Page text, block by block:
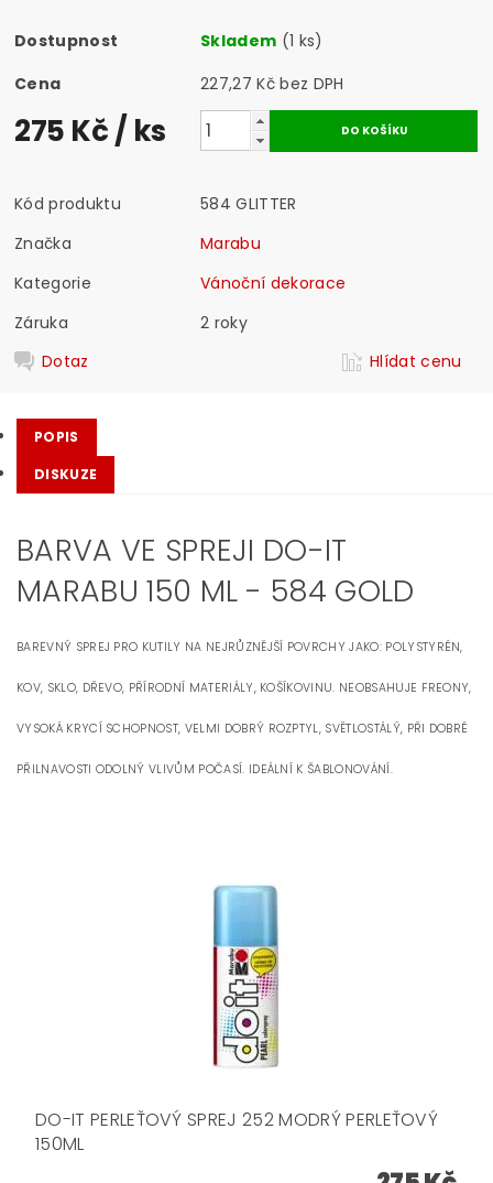
Dostupnost Skladem (1 ks)
Cena
227,27 Kč bez DPH
275 Kč/ ks
Kód produktu
584 GLITTER
Značka
Marabu
Kategorie
Vánoční dekorace
Záruka
2 roky
Dotaz
Hlídat cenu
POPIS
DISKUZE
BARVA VE SPREJI DO-IT
MARABU 150 ML - 584 GOLD
BAREVNÝ SPREJ PRO KUTILY NA NEJRŮZNĚJŠÍ POVRCHY JAKO: POLYSTYRÉN,
KOV, SKLO, DŘEVO, PŘÍRODNÍ MATERIÁLY, KOŠÍKOVINU. NEOBSAHUJE FREONY,
VYSOKÁ KRYCÍ SCHOPNOST, VELMI DOBRÝ ROZPTYL, SVĚTLOSTÁLÝ, PŘI DOBRÉ
PŘILNAVOSTI ODOLNÝ VLIVŮM POČASÍ. IDEÁLNÍ K ŠABLONOVÁNÍ.
DO-IT PERLEŤOVÝ SPREJ 252 MODRÝ PERLEŤOVÝ
150ML